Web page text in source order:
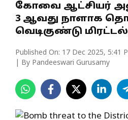
கோவை ஆட்சியர்
3 ஆவது நாளாக
வெடிகுண்டு மிரட்டல்
Published On: 17 Dec 2025, 5:41
| By Pandeeswari Gurusamy